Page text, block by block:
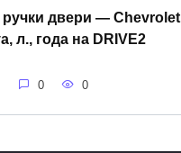
ручки двери — Chevrolet
л., года на DRIVE2
0 0